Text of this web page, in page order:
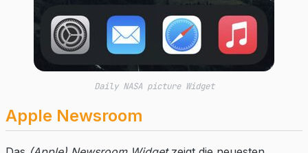
Daily NASA picture Widget
Apple Newsroom